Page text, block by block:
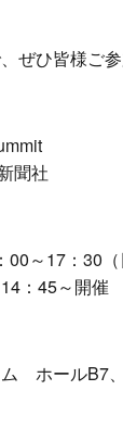
ぜひ皆様ご参
聞社
～17：30（
45～開催
ホールB7